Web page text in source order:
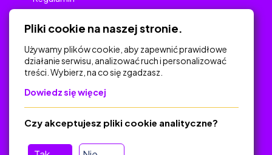
Na skróty
Polityka Prywatności
O platformie
Baza materiałów dydaktycznych
Pliki cookie na naszej stronie.
Używamy plików cookie, aby zapewnić prawidłowe
działanie serwisu, analizować ruch i personalizować
treści. Wybierz, na co się zgadzasz.
Dowiedz się więcej
Czy akceptujesz pliki cookie analityczne?